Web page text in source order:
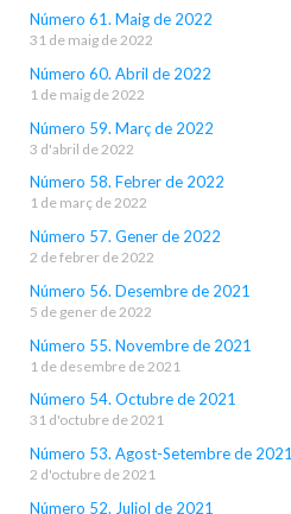
Número 61. Maig de 2022
31 de maig de 2022
Número 60. Abril de 2022
1 de maig de 2022
Número 59. Març de 2022
3 d'abril de 2022
Número 58. Febrer de 2022
1 de març de 2022
Número 57. Gener de 2022
2 de febrer de 2022
Número 56. Desembre de 2021
5 de gener de 2022
Número 55. Novembre de 2021
1 de desembre de 2021
Número 54. Octubre de 2021
31 d'octubre de 2021
Número 53. Agost-Setembre de 2021
2 d'octubre de 2021
Número 52. Juliol de 2021